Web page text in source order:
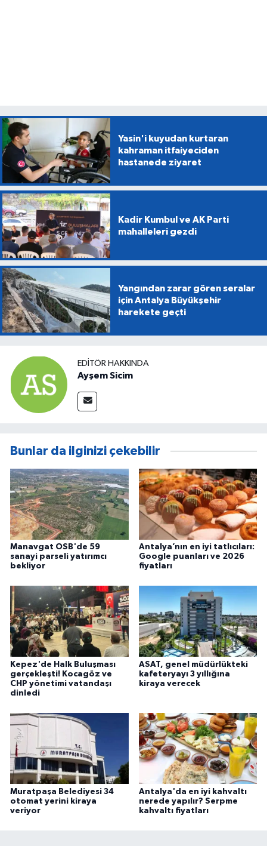
Yasin'i kuyudan kurtaran
kahraman itfaiyeciden
hastanede ziyaret
Kadir Kumbul ve AK Parti
mahalleleri gezdi
Yangından zarar gören seralar
için Antalya Büyükşehir
harekete geçti
EDITÖR HAKKINDA
Ayşem Sicim
Bunlar da ilginizi çekebilir
Manavgat OSB'de 59
sanayi parseli yatırımcı
bekliyor
Antalya’nın en iyi tatlıcıları:
Google puanları ve 2026
fiyatları
Kepez'de Halk Buluşması
gerçekleşti! Kocagöz ve
CHP yönetimi vatandaşı
dinledi
ASAT, genel müdürlükteki
kafeteryayı 3 yıllığına
kiraya verecek
Muratpaşa Belediyesi 34
otomat yerini kiraya
veriyor
Antalya'da en iyi kahvaltı
nerede yapılır? Serpme
kahvaltı fiyatları